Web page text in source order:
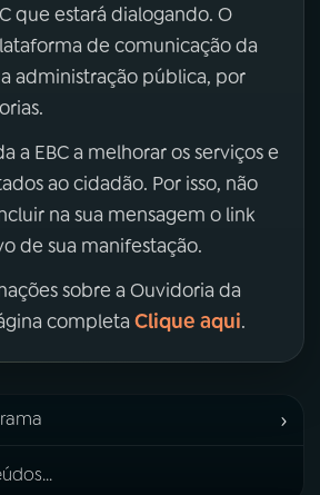
que estará dialogando. O
de comunicação da
administração pública, por
a EBC a melhorar os serviços e
ao cidadão. Por isso, não
na sua mensagem o link
de sua manifestação.
sobre a Ouvidoria da
completa Clique aqui.
›